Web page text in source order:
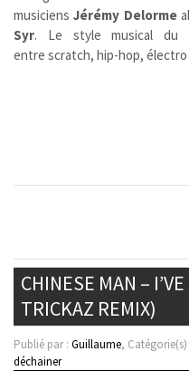
musiciensJérémy Delorme
Syr. Le style musical du
entre scratch, hip-hop, électro
CHINESE MAN –
TRICKAZ REMIX)
Publié par : Guillaume, Catégorie(s)
déchainer